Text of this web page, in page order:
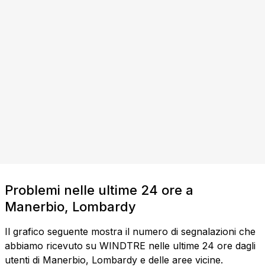
Problemi nelle ultime 24 ore a
Manerbio, Lombardy
Il grafico seguente mostra il numero di segnalazioni che
abbiamo ricevuto su WINDTRE nelle ultime 24 ore dagli
utenti di Manerbio, Lombardy e delle aree vicine.